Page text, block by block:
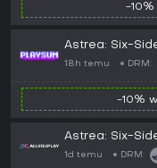
-10%
Astrea: Six-
18h temu DRM:
-10%
Astrea: Six-
1d temu DRM: